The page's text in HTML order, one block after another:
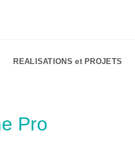
REALISATIONS et PROJETS
Pro